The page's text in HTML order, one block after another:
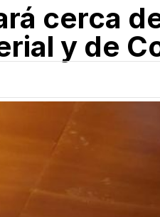
cerca
y de